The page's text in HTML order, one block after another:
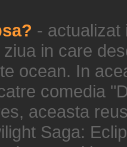
- actualizat
in care
ocean. In
comedia
aceasta
Saga: